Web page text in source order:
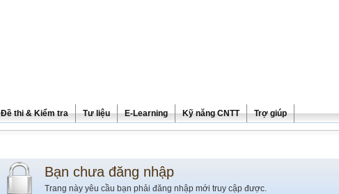
Đề thi & Kiểm tra Tư liệu E-Learning Kỹ năng CNTT Trợ giúp
Bạn chưa đăng nhập
Trang này yêu cầu bạn phải đăng nhập mới truy cập được.